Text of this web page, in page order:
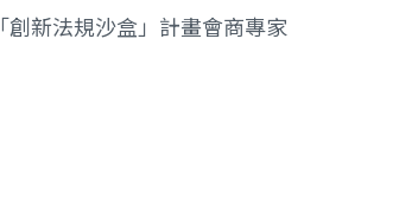
新法規沙盒」計畫會商專家